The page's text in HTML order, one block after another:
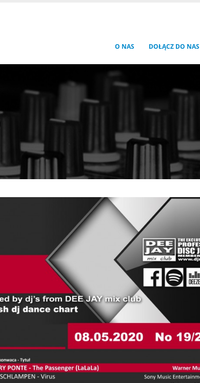
O NAS DOŁĄCZ DO NAS